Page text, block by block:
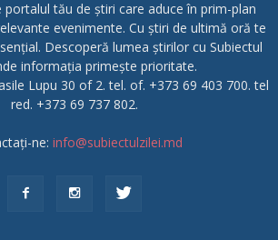
portalul tău de știri care aduce în prim-plan
evenimente. Cu știri de ultimă oră te
Descoperă lumea știrilor cu Subiectul
informația primește prioritate.
Lupu 30 of 2. tel. of. +373 69 403 700. tel
red. +373 69 737 802.
ne: info@subiectulzilei.md